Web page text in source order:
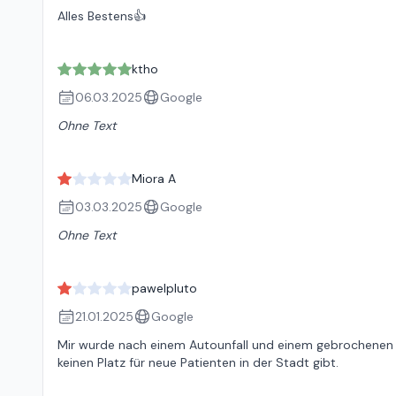
Alles Bestens👍
ktho
06.03.2025
Google
Ohne Text
Miora A
03.03.2025
Google
Ohne Text
pawelpluto
21.01.2025
Google
Mir wurde nach einem Autounfall und einem
keinen Platz für neue Patienten in der Stadt gibt.